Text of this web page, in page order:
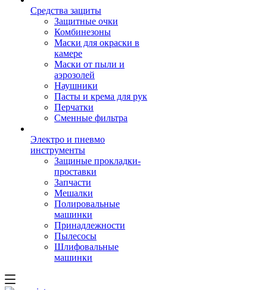
Средства защиты
Защитные очки
Комбинезоны
Маски для окраски в
камере
Маски от пыли и
аэрозолей
Наушники
Пасты и крема для рук
Перчатки
Сменные фильтра
Электро и пневмо
инструменты
Защиные прокладки-
проставки
Запчасти
Мешалки
Полировальные
машинки
Принадлежности
Пылесосы
Шлифовальные
машинки